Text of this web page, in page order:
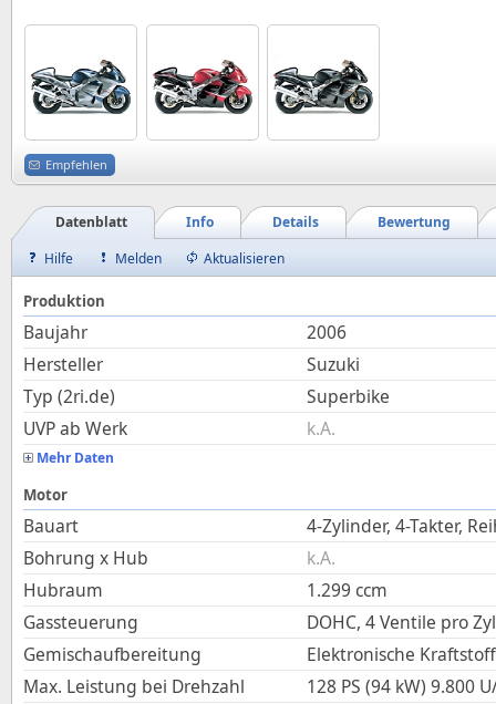
Empfehlen
Bewertung
Details
Info
Datenblatt
Hilfe
Melden Aktualisieren
Produktion
Baujahr
2006
Hersteller
Suzuki
Typ (2ri.de)
Superbike
UVP ab Werk
k.A.
Mehr Daten
Motor
Bauart
4-Zylinder, 4-Takter,
Bohrung x Hub
k.A.
Hubraum
1.299 ccm
Gassteuerung
DOHC, 4 Ventile pro
Gemischaufbereitung
Elektronische
Max. Leistung bei Drehzahl
128 PS (94 kW) 9.800